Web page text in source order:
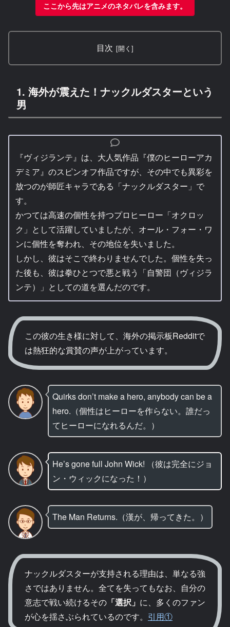
ここから先はアニメのネタバレを含みます。
目次
1. 海外が震えた！ナックルダスターという
男
『ヴィジランテ』は、大人気作品『僕のヒーローアカ
デミア』のスピンオフ作品ですが、その中でも異彩を
放つのが師匠キャラである「ナックルダスター」で
す。
かつては高速の個性を持つプロヒーロー「オクロッ
ク」として活躍していましたが、オール・フォー・ワ
ンに個性を奪われ、その地位を失いました。
しかし、彼はそこで終わりませんでした。個性を失っ
た後も、彼は拳ひとつで悪と戦う「自警団（ヴィジラ
ンテ）」としての道を選んだのです。
この彼の生き様に対して、海外の掲示板Redditで
は熱狂的な賞賛の声が上がっています。
Quirks don’t make a hero, anybody can be a
hero.（個性はヒーローを作らない。誰だっ
てヒーローになれるんだ。）
He’s gone full John Wick! （彼は完全にジョ
ン・ウィックになった！）
The Man Returns.（漢が、帰ってきた。）
ナックルダスターが支持される理由は、単なる強
さではありません。全てを失ってもなお、自分の
意志で戦い続けるその 「選択」 に、多くのファン
が心を揺さぶられているのです。 引用①